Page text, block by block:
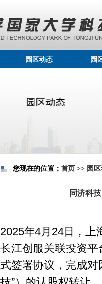
园区动态 园
您现在的位置： 首页 >> 园
同济科
2025年4月24日，上
长江创服关联投资平
式签署协议，完成对